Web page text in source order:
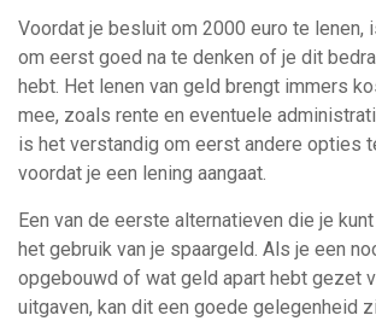
Voordat je besluit om 2000 euro te lenen,
om eerst goed na te denken of je dit
hebt. Het lenen van geld brengt immers
mee, zoals rente en eventuele
is het verstandig om eerst andere opties
voordat je een lening aangaat.
Een van de eerste alternatieven die je
het gebruik van je spaargeld. Als je een
opgebouwd of wat geld apart hebt gezet
uitgaven, kan dit een goede gelegenheid